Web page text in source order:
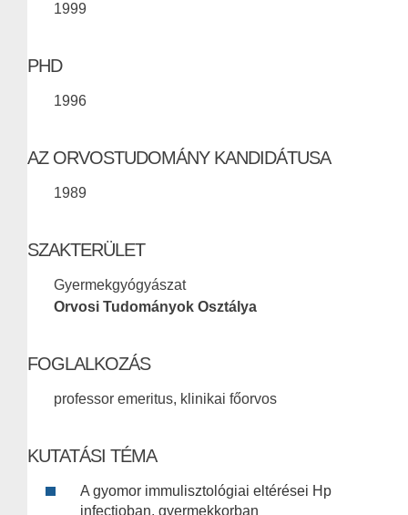
1999
PHD
1996
AZ ORVOSTUDOMÁNY KANDIDÁTUSA
1989
SZAKTERÜLET
Gyermekgyógyászat
Orvosi Tudományok Osztálya
FOGLALKOZÁS
professor emeritus, klinikai főorvos
KUTATÁSI TÉMA
A gyomor immulisztológiai eltérései Hp
infectioban, gyermekkorban